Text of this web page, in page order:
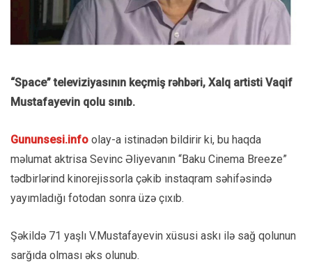
“Space” televiziyasının keçmiş rəhbəri, Xalq artisti Vaqif
Mustafayevin qolu sınıb.
Gununsesi.info olay-a istinadən bildirir ki, bu haqda
məlumat aktrisa Sevinc Əliyevanın “Baku Cinema Breeze”
tədbirlərind kinorejissorla çəkib instaqram səhifəsində
yayımladığı fotodan sonra üzə çıxıb.
Şəkildə 71 yaşlı V.Mustafayevin xüsusi askı ilə sağ qolunun
sarğıda olması əks olunub.